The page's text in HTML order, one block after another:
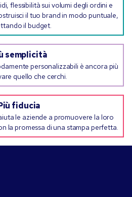
flessibilità sui volumi degli ordini e
il tuo brand in modo puntuale,
il budget.
semplicità
personalizzabili è ancora più
quello che cerchi.
fiducia
le aziende a promuovere la loro
la promessa di una stampa perfetta.